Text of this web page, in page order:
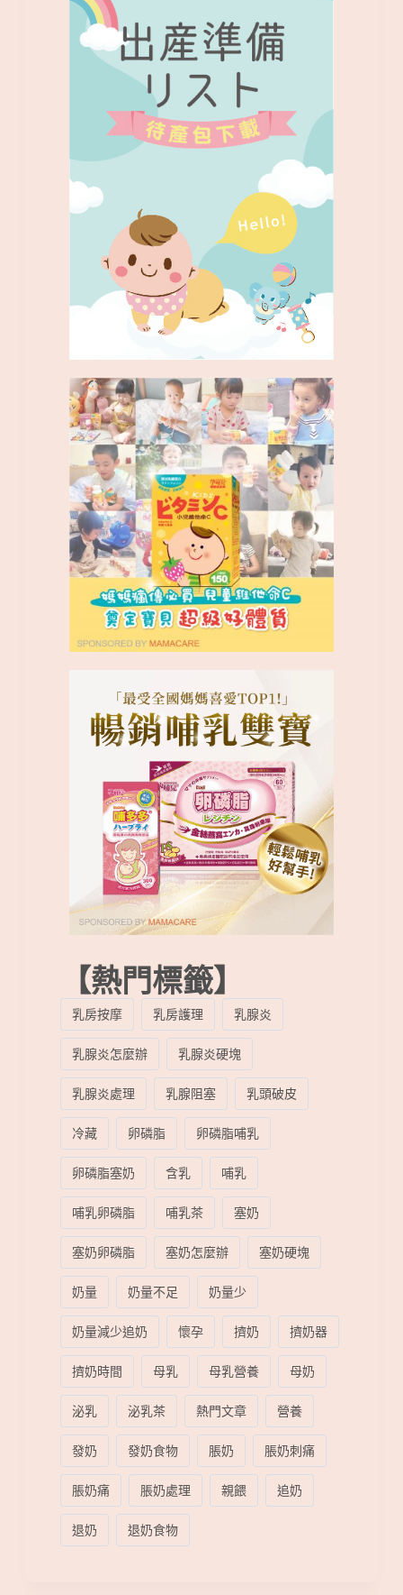
【熱門標籤】
乳房按摩 乳房護理
乳腺炎
乳腺炎怎麼辦
乳腺炎硬塊
乳腺炎處理
乳腺阻塞
乳頭破皮
冷藏
卵磷脂
卵磷脂哺乳
卵磷脂塞奶
含乳
哺乳
哺乳卵磷脂
哺乳茶
塞奶
塞奶卵磷脂
塞奶怎麼辦
塞奶硬塊
奶量
奶量不足
奶量少
奶量減少追奶
懷孕 擠奶
擠奶器
擠奶時間
母乳 母乳營養
母奶
泌乳
泌乳茶 熱門文章
營養
發奶
發奶食物 脹奶
脹奶刺痛
脹奶痛
脹奶處理 親餵
追奶
退奶
退奶食物